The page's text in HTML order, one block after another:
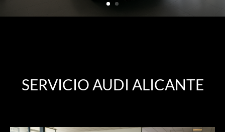
SERVICIO AUDI ALICANTE